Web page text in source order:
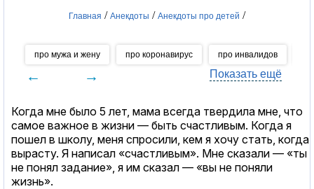
Главная / Анекдоты / Анекдоты про детей /
про мужа и жену про коронавирус про инвалидов
← → Показать ещё
Когда мне было 5 лет, мама всегда твердила мне, что
самое важное в жизни — быть счастливым. Когда я
пошел в школу, меня спросили, кем я хочу стать, когда
вырасту. Я написал «счастливым». Мне сказали — «ты
не понял задание», я им сказал — «вы не поняли
жизнь».